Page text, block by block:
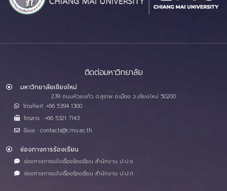
ติดต่อมหาวิทยาลัย
มหาวิทยาลัยเชียงใหม่
239 ถนนห้วยแก้ว ต.สุเทพ อ.เมือง จ.เชียงใหม่ 50200
โทรศัพท์ :+66 5394 1300
โทรสาร : +66 5321 7143
อีเมล : contacts@cmu.ac.th
ช่องทางการร้องเรียน
ช่องทางการแจ้งเรื่องร้องเรียน สำนักงาน ป.ป.ช.
ช่องทางการแจ้งเรื่องร้องเรียน สำนักงาน ป.ป.ท.